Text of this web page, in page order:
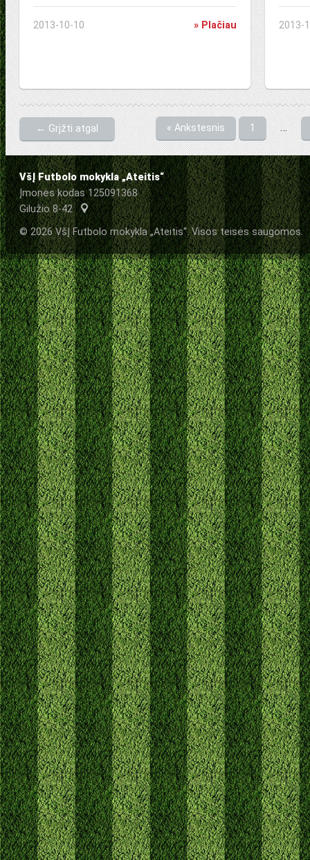
2013-10-10 » Plačiau 2013-
« Ankstesnis 1 …
← Grįžti atgal
VšĮ Futbolo mokykla „Ateitis“
Įmonės kodas 125091368
Gilužio 8-42
© 2026 VšĮ Futbolo mokykla „Ateitis“. Visos teisės saugomos.